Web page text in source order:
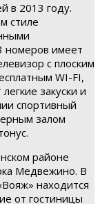
в 2013 году.
стиле
номеров имеет
с плоским
WI-FI,
закуски и
спортивный
залом
районе
Медвежино. В
находится
от гостиницы